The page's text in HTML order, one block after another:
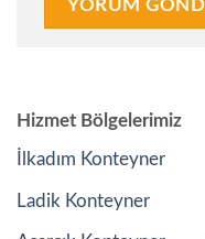
Hizmet Bölgelerimiz
İlkadım Konteyner
Ladik Konteyner